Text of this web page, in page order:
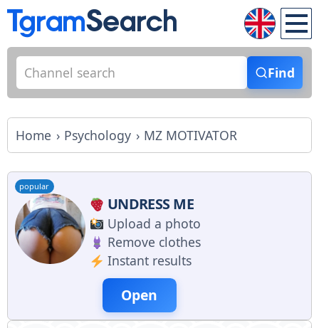
Find
Home Psychology MZ MOTIVATOR
popular
UNDRESS ME
Upload a photo
Remove clothes
Instant results
Open